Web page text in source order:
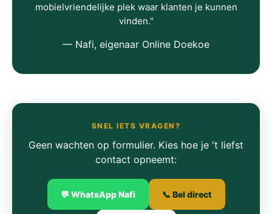
mobielvriendelijke plek waar klanten je kunnen
vinden."
— Nafi, eigenaar Online Doekoe
SNEL IETS VRAGEN?
Geen wachten op formulier. Kies hoe je 't liefst
contact opneemt:
💬 WhatsApp Nafi 📞 Bel direct